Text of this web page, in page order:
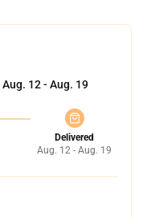
Aug. 12 - Aug. 19
Delivered
Aug. 12 - Aug. 19